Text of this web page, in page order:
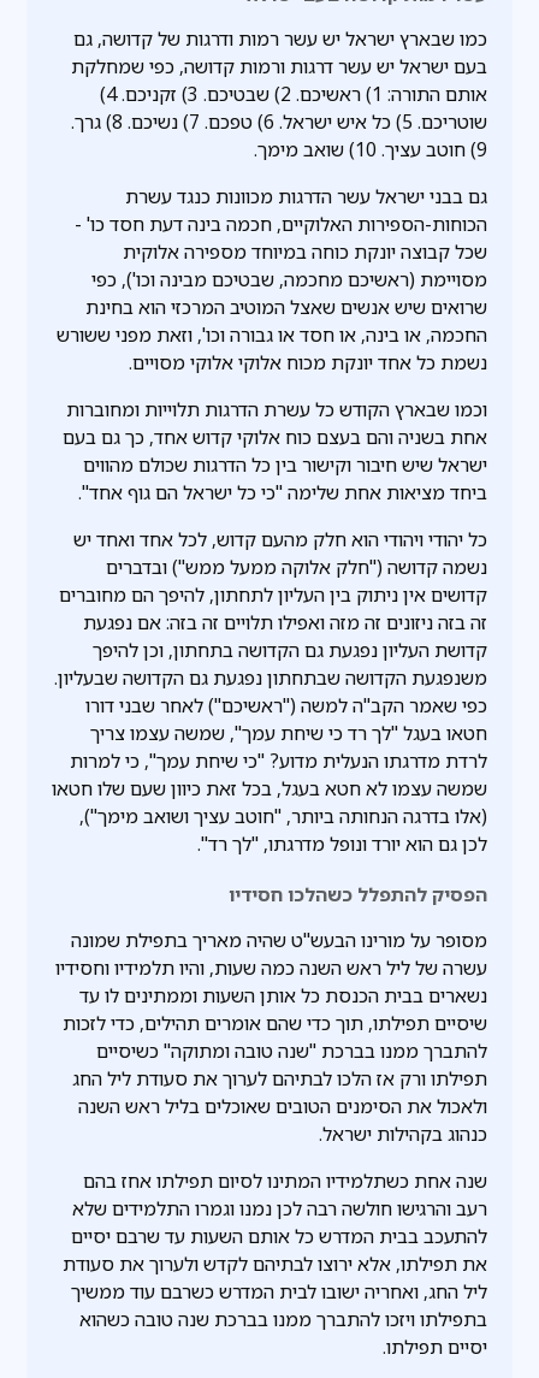
כמו שבארץ ישראל יש עשר רמות ודרגות של קדושה, גם
בעם ישראל יש עשר דרגות ורמות קדושה, כפי שמחלקת
אותם התורה: 1) ראשיכם. 2) שבטיכם. 3) זקניכם. 4)
שוטריכם. 5) כל איש ישראל. 6) טפכם. 7) נשיכם. 8) גרך.
9) חוטב עציך. 10) שואב מימך.
גם בבני ישראל עשר הדרגות מכוונות כנגד עשרת
הכוחות-הספירות האלוקיים, חכמה בינה דעת חסד כו' -
שכל קבוצה יונקת כוחה במיוחד מספירה אלוקית
מסויימת (ראשיכם מחכמה, שבטיכם מבינה וכו'), כפי
שרואים שיש אנשים שאצל המוטיב המרכזי הוא בחינת
החכמה, או בינה, או חסד או גבורה וכו', וזאת מפני ששורש
נשמת כל אחד יונקת מכוח אלוקי אלוקי מסויים.
וכמו שבארץ הקודש כל עשרת הדרגות תלוייות ומחוברות
אחת בשניה והם בעצם כוח אלוקי קדוש אחד, כך גם בעם
ישראל שיש חיבור וקישור בין כל הדרגות שכולם מהווים
ביחד מציאות אחת שלימה "כי כל ישראל הם גוף אחד".
כל יהודי ויהודי הוא חלק מהעם קדוש, לכל אחד ואחד יש
נשמה קדושה ("חלק אלוקה ממעל ממש") ובדברים
קדושים אין ניתוק בין העליון לתחתון, להיפך הם מחוברים
זה בזה ניזונים זה מזה ואפילו תלויים זה בזה: אם נפגעת
קדושת העליון נפגעת גם הקדושה בתחתון, וכן להיפך
משנפגעת הקדושה שבתחתון נפגעת גם הקדושה שבעליון.
כפי שאמר הקב"ה למשה ("ראשיכם") לאחר שבני דורו
חטאו בעגל "לך רד כי שיחת עמך", שמשה עצמו צריך
לרדת מדרגתו הנעלית מדוע? "כי שיחת עמך", כי למרות
שמשה עצמו לא חטא בעגל, בכל זאת כיוון שעם שלו חטאו
(אלו בדרגה הנחותה ביותר, "חוטב עציך ושואב מימך"),
לכן גם הוא יורד ונופל מדרגתו, "לך רד".
הפסיק להתפלל כשהלכו חסידיו
מסופר על מורינו הבעש"ט שהיה מאריך בתפילת שמונה
עשרה של ליל ראש השנה כמה שעות, והיו תלמידיו וחסידיו
נשארים בבית הכנסת כל אותן השעות וממתינים לו עד
שיסיים תפילתו, תוך כדי שהם אומרים תהילים, כדי לזכות
להתברך ממנו בברכת "שנה טובה ומתוקה" כשיסיים
תפילתו ורק אז הלכו לבתיהם לערוך את סעודת ליל החג
ולאכול את הסימנים הטובים שאוכלים בליל ראש השנה
כנהוג בקהילות ישראל.
שנה אחת כשתלמידיו המתינו לסיום תפילתו אחז בהם
רעב והרגישו חולשה רבה לכן נמנו וגמרו התלמידים שלא
להתעכב בבית המדרש כל אותם השעות עד שרבם יסיים
את תפילתו, אלא ירוצו לבתיהם לקדש ולערוך את סעודת
ליל החג, ואחריה ישובו לבית המדרש כשרבם עוד ממשיך
בתפילתו ויזכו להתברך ממנו בברכת שנה טובה כשהוא
יסיים תפילתו.